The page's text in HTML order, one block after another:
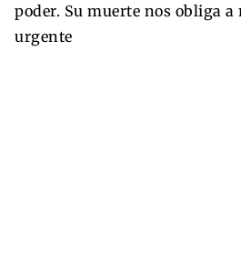
poder. Su muerte nos obliga
urgente